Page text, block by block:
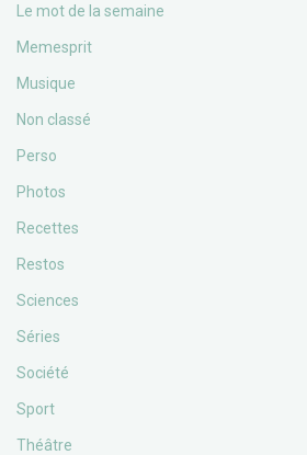
Le mot de la semaine
Memesprit
Musique
Non classé
Perso
Photos
Recettes
Restos
Sciences
Séries
Société
Sport
Théâtre